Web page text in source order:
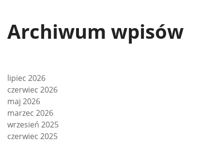
Archiwum wpisów
lipiec 2026
czerwiec 2026
maj 2026
marzec 2026
wrzesień 2025
czerwiec 2025